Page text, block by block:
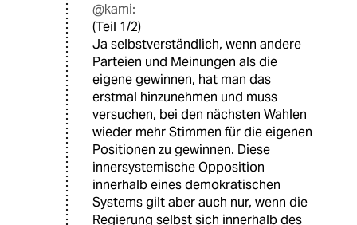
@kami:
(Teil 1/2)
Ja selbstverständlich, wenn andere
Parteien und Meinungen als die
eigene gewinnen, hat man das
erstmal hinzunehmen und muss
versuchen, bei den nächsten Wahlen
wieder mehr Stimmen für die eigenen
Positionen zu gewinnen. Diese
innersystemische Opposition
innerhalb eines demokratischen
Systems gilt aber auch nur, wenn die
Regierung selbst sich innerhalb des